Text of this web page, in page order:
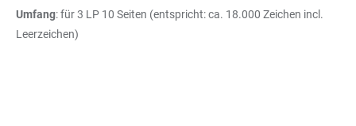
Umfang: für 3 LP 10 Seiten (entspricht: ca. 18.000 Zeichen incl.
Leerzeichen)